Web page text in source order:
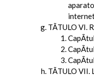
TÃTULO VI.
TÃTULO